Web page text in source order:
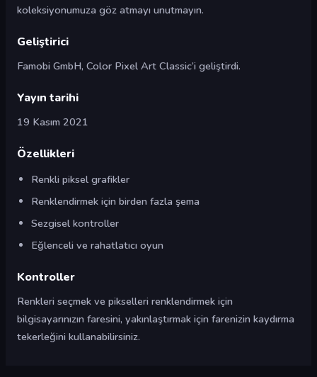
koleksiyonumuza göz atmayı unutmayın.
Geliştirici
Famobi GmbH, Color Pixel Art Classic’i geliştirdi.
Yayın tarihi
19 Kasım 2021
Özellikleri
Renkli piksel grafikler
Renklendirmek için birden fazla şema
Sezgisel kontroller
Eğlenceli ve rahatlatıcı oyun
Kontroller
Renkleri seçmek ve pikselleri renklendirmek için
bilgisayarınızın faresini, yakınlaştırmak için farenizin kaydırma
tekerleğini kullanabilirsiniz.